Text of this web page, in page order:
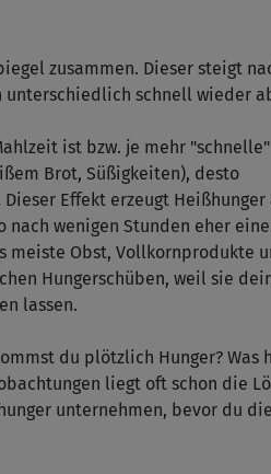
zusammen. Dieser steigt
unterschiedlich schnell wieder
ist bzw. je mehr "schnelle"
Brot, Süßigkeiten), desto
Effekt erzeugt Heißhunger
nach wenigen Stunden eher
meiste Obst, Vollkornprodukte
Hungerschüben, weil sie
lassen.
du plötzlich Hunger? Was
liegt oft schon die
unternehmen, bevor du die